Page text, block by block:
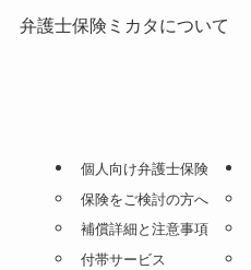
弁護士保険ミカタについて
個人向け弁護士保険
保険をご検討の方へ
補償詳細と注意事項
付帯サービス